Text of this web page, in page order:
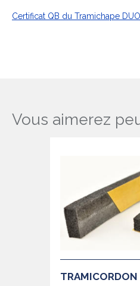
Certificat QB du Tramichape DUO
Vous aimerez
TRAMICORDON